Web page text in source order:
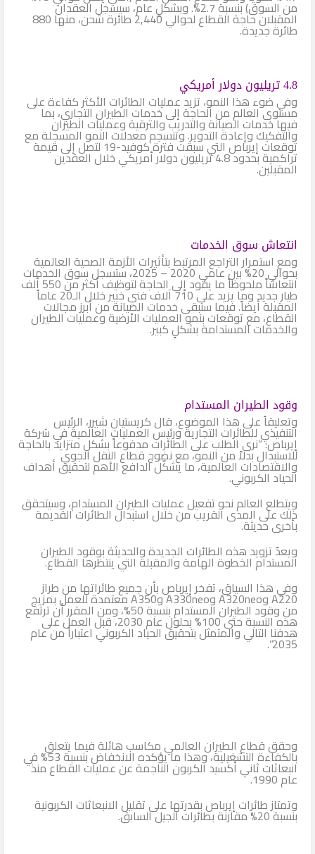
من السوق) بنسبة 2.7%. وبشكلٍ عام، سيسجل العقدان
المقبلان حاجة القطاع لحوالي 2,440 طائرة شحن، منها 880
طائرة جديدة.
4.8 تريليون دولار أمريكي
وفي ضوء هذا النمو، تزيد عمليات الطائرات الأكثر كفاءة على
مستوى العالم من الحاجة إلى خدمات الطيران التجاري، بما
فيها خدمات الصيانة والتدريب والترقية وعمليات الطيران
والتفكيك وإعادة التدوير. وتنسجم معدلات النمو المسجلة مع
توقعات إيرباص التي سبقت فترة كوفيد-19 لتصل إلى قيمة
تراكمية بحدود 4.8 تريليون دولار أمريكي خلال العقدين
المقبلين.
انتعاش سوق الخدمات
ومع استمرار التراجع المرتبط بتأثيرات الأزمة الصحية العالمية
بحوالي 20% بين عامي 2020 – 2025، ستسجل سوق الخدمات
انتعاشاً ملحوظاً ما يقود إلى الحاجة لتوظيف أكثر من 550 ألف
طيار جديد وما يزيد على 710 آلاف فني خبير خلال الـ20 عاماً
المقبلة أيضاً. فيما ستبقى خدمات الصيانة من أبرز مجالات
القطاع، مع توقعات بنمو العمليات الأرضية وعمليات الطيران
والخدمات المستدامة بشكلٍ كبير.
وقود الطيران المستدام
وتعليقاً على هذا الموضوع، قال كريستيان شيرر، الرئيس
التنفيذي للطائرات التجارية ورئيس العمليات العالمية في شركة
إيرباص: “نرى الطلب على الطائرات مدفوعاً بشكل متزايد بالحاجة
للاستبدال بدلاً من النمو، مع نضوج قطاع النقل الجوي
والاقتصادات العالمية، ما يشكّل الدافع الأهم لتحقيق أهداف
الحياد الكربوني.
ويتطلع العالم نحو تفعيل عمليات الطيران المستدام، وسيتحقق
ذلك على المدى القريب من خلال استبدال الطائرات القديمة
بأخرى حديثة.
ويعدّ تزويد هذه الطائرات الجديدة والحديثة بوقود الطيران
المستدام الخطوة الهامة والمقبلة التي ينتظرها القطاع.
وفي هذا السياق، تفخر إيرباص بأن جميع طائراتها من طراز
A220 وA320neo وA330neo وA350 معتمدة للعمل بمزيج
من وقود الطيران المستدام بنسبة 50%، ومن المقرر أن ترتفع
هذه النسبة حتى 100% بحلول عام 2030، قبل العمل على
هدفنا التالي والمتمثل بتحقيق الحياد الكربوني اعتباراً من عام
2035”.
وحقق قطاع الطيران العالمي مكاسب هائلة فيما يتعلق
بالكفاءة التشغيلية، وهذا ما يؤكده الانخفاض بنسبة 53% في
انبعاثات ثاني أكسيد الكربون الناجمة عن عمليات القطاع منذ
عام 1990.
وتمتاز طائرات إيرباص بقدرتها على تقليل الانبعاثات الكربونية
بنسبة 20% مقارنة بطائرات الجيل السابق.